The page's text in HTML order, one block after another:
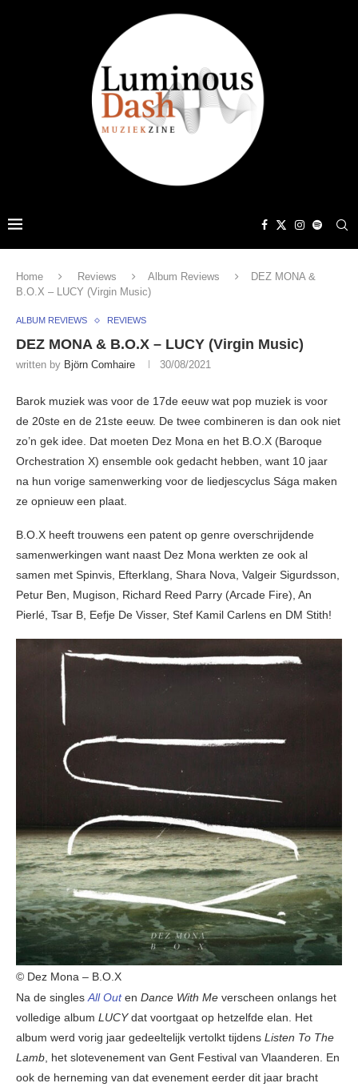
Home Reviews Album Reviews
DEZ MONA &
B.O.X – LUCY (Virgin Music)
ALBUM REVIEWS REVIEWS
DEZ MONA & B.O.X – LUCY (Virgin Music)
written by Björn Comhaire 30/08/2021
Barok muziek was voor de 17de eeuw wat pop muziek is voor
de 20ste en de 21ste eeuw. De twee combineren is dan ook niet
zo’n gek idee. Dat moeten Dez Mona en het B.O.X (Baroque
Orchestration X) ensemble ook gedacht hebben, want 10 jaar
na hun vorige samenwerking voor de liedjescyclus Sága maken
ze opnieuw een plaat.
B.O.X heeft trouwens een patent op genre overschrijdende
samenwerkingen want naast Dez Mona werkten ze ook al
samen met Spinvis, Efterklang, Shara Nova, Valgeir Sigurdsson,
Petur Ben, Mugison, Richard Reed Parry (Arcade Fire), An
Pierlé, Tsar B, Eefje De Visser, Stef Kamil Carlens en DM Stith!
© Dez Mona – B.O.X
Na de singlesAll Outen Dance With Me verscheen onlangs het
volledige album LUCYdat voortgaat op hetzelfde elan. Het
album werd vorig jaar gedeeltelijk vertolkt tijdens Listen To The
Lamb, het slotevenement van Gent Festival van Vlaanderen. En
ook de herneming van dat evenement eerder dit jaar bracht